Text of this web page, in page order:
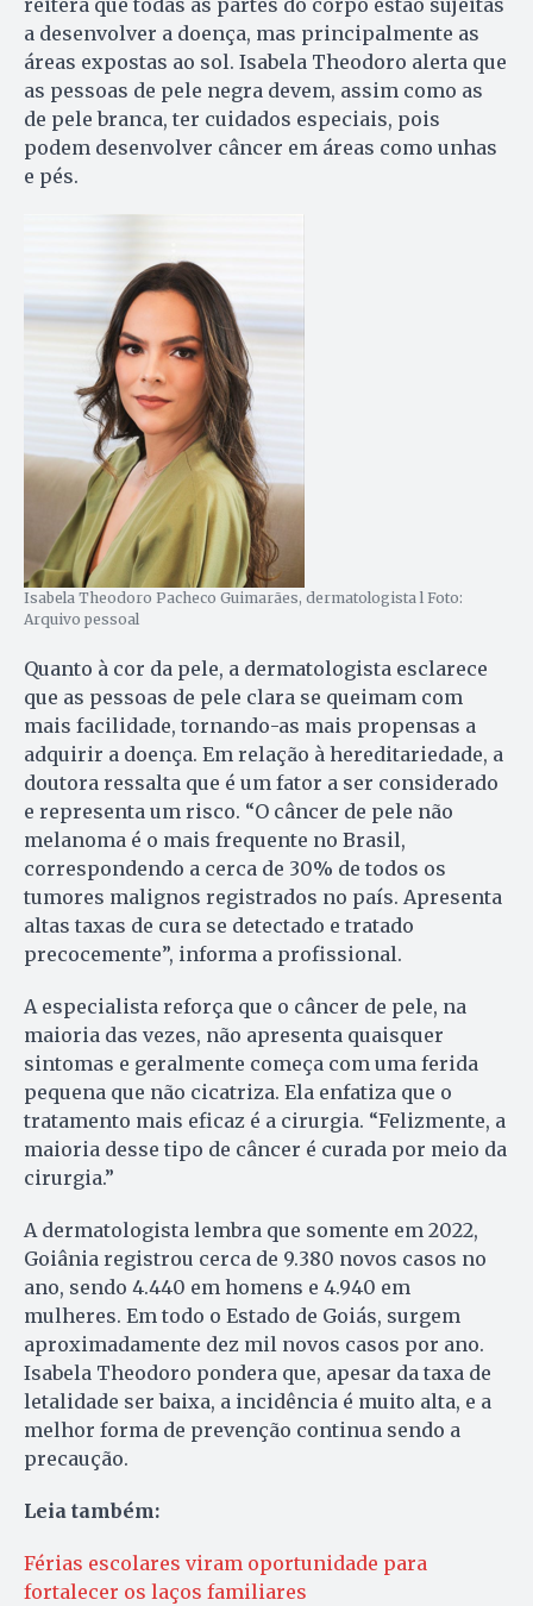
reitera que todas as partes do corpo estão sujeitas
a desenvolver a doença, mas principalmente as
áreas expostas ao sol. Isabela Theodoro alerta que
as pessoas de pele negra devem, assim como as
de pele branca, ter cuidados especiais, pois
podem desenvolver câncer em áreas como unhas
e pés.
Isabela Theodoro Pacheco Guimarães, dermatologista l Foto:
Arquivo pessoal
Quanto à cor da pele, a dermatologista esclarece
que as pessoas de pele clara se queimam com
mais facilidade, tornando-as mais propensas a
adquirir a doença. Em relação à hereditariedade, a
doutora ressalta que é um fator a ser considerado
e representa um risco. “O câncer de pele não
melanoma é o mais frequente no Brasil,
correspondendo a cerca de 30% de todos os
tumores malignos registrados no país. Apresenta
altas taxas de cura se detectado e tratado
precocemente”, informa a profissional.
A especialista reforça que o câncer de pele, na
maioria das vezes, não apresenta quaisquer
sintomas e geralmente começa com uma ferida
pequena que não cicatriza. Ela enfatiza que o
tratamento mais eficaz é a cirurgia. “Felizmente, a
maioria desse tipo de câncer é curada por meio da
cirurgia.”
A dermatologista lembra que somente em 2022,
Goiânia registrou cerca de 9.380 novos casos no
ano, sendo 4.440 em homens e 4.940 em
mulheres. Em todo o Estado de Goiás, surgem
aproximadamente dez mil novos casos por ano.
Isabela Theodoro pondera que, apesar da taxa de
letalidade ser baixa, a incidência é muito alta, e a
melhor forma de prevenção continua sendo a
precaução.
Leia também:
Férias escolares viram oportunidade para
fortalecer os laços familiares